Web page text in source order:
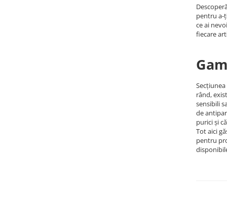
pentru a-
ce ai
fiecare
rând,
sensibili
de
purici și
Tot aici
pentru